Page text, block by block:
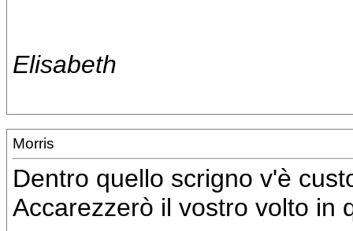
Elisabeth
Morris
Dentro quello scrigno v'è
Accarezzerò il vostro volto in